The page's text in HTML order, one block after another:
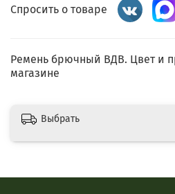
Спросить о товаре
Ремень брючный ВДВ. Цвет и
магазине
Выбрать